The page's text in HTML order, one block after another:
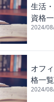
生活
資格
2024/
オフ
格一覧
2024/